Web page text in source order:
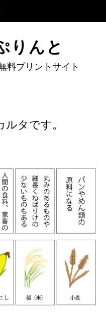
りんと
料プリントサイト
タです。